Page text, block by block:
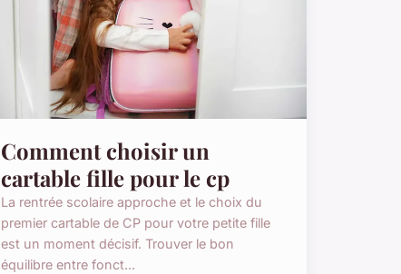
Comment choisir un
cartable fille pour le cp
La rentrée scolaire approche et le choix du
premier cartable de CP pour votre petite fille
est un moment décisif. Trouver le bon
équilibre entre fonct...